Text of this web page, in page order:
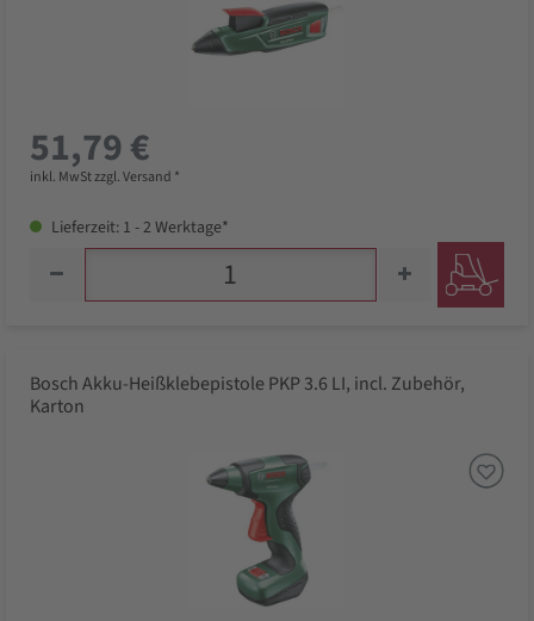
51,79 €
inkl. MwSt zzgl. Versand *
Lieferzeit: 1 - 2 Werktage*
Bosch Akku-Heißklebepistole PKP 3.6 LI, incl. Zubehör,
Karton